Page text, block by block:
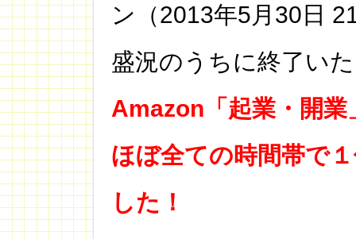
ン（2013年5月30日
盛況のうちに終了い
Amazon「起業・開
ほぼ全ての時間帯で
した！